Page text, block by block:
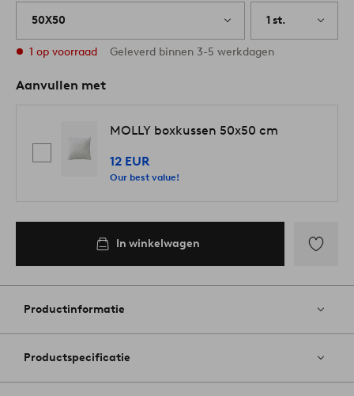
50X50 1 st.
1 op voorraad Geleverd binnen 3-5 werkdagen
Aanvullen met
MOLLY boxkussen 50x50 cm
12 EUR
Our best value!
In winkelwagen
aan
Productinformatie
Productspecificatie